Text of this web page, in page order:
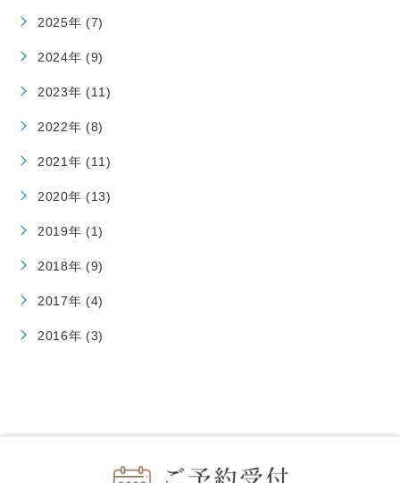
2025年 (7)
2024年 (9)
2023年 (11)
2022年 (8)
2021年 (11)
2020年 (13)
2019年 (1)
2018年 (9)
2017年 (4)
2016年 (3)